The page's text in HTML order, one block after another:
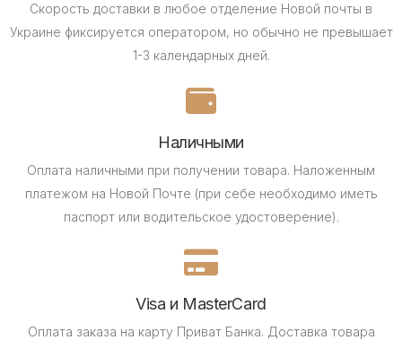
Скорость доставки в любое отделение Новой почты в
Украине фиксируется оператором, но обычно не превышает
1-3 календарных дней.
Наличными
Оплата наличными при получении товара. Наложенным
платежом на Новой Почте (при себе необходимо иметь
паспорт или водительское удостоверение).
Visa и MasterCard
Оплата заказа на карту Приват Банка. Доставка товара